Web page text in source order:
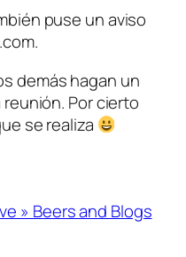
puse un aviso
demás hagan un
Por cierto
se realiza
» Beers and Blogs